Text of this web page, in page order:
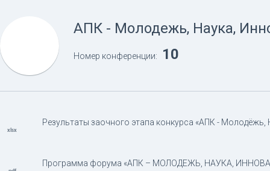
АПК - Молодежь, Наука,
Номер конференции: 10
Результаты заочного этапа конкурса «АПК - Молодёжь,
Программа форума «АПК – МОЛОДЕЖЬ, НАУКА,